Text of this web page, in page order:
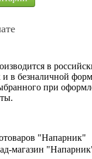
в
и в безналичной
при
"Напарник"
магазин